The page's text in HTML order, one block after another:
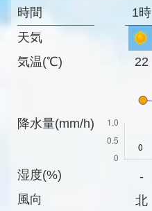
時間
天気
気温(℃)
降水量(mm/h)
湿度(%)
風向
1時
22
-
北